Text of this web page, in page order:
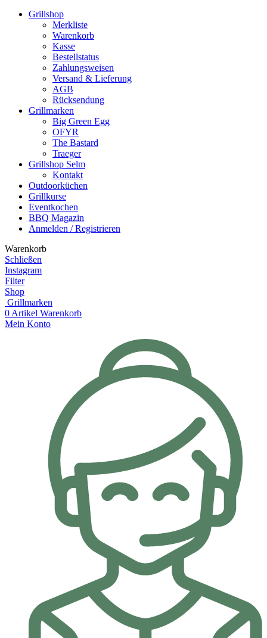
Grillshop
Merkliste
Warenkorb
Kasse
Bestellstatus
Zahlungsweisen
Versand & Lieferung
AGB
Rücksendung
Grillmarken
Big Green Egg
OFYR
The Bastard
Traeger
Grillshop Selm
Kontakt
Outdoorküchen
Grillkurse
Eventkochen
BBQ Magazin
Anmelden / Registrieren
Warenkorb
Schließen
Instagram
Filter
Shop
Grillmarken
0Artikel Warenkorb
Mein Konto